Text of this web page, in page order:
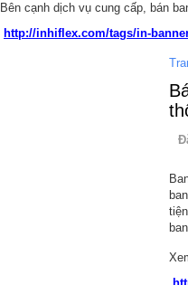
Bên cạnh dịch vụ cung cấp, bán
http://inhiflex.com/tags/in-